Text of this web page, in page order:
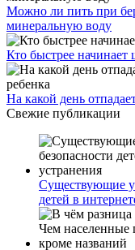
Можно ли пить при
минеральную воду
Кто быстрее начинает
На какой день
Свежие публикации
Существующие
детей в